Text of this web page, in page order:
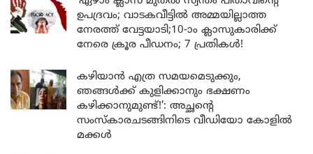
ഉപദ്രവം; വാടകവീട്ടിൽ അമ്മയില്ലാത്ത
നേരത്ത് വേട്ടയാടി;10-ാം ക്ലാസുകാരിക്ക്
നേരെ ക്രൂര പീഡനം; 7 പ്രതികൾ!
കഴിയാൻ എത്ര സമയമെടുക്കും,
ഞങ്ങൾക്ക് കുളിക്കാനും ഭക്ഷണം
കഴിക്കാനുമുണ്ട്!’: അച്ഛന്റെ
സംസ്കാരചടങ്ങിനിടെ വീഡിയോ കോളിൽ
മക്കൾ